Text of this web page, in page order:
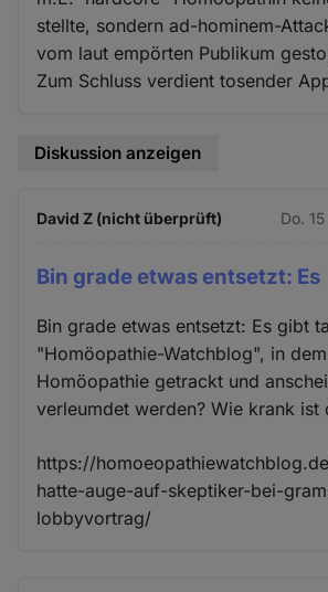
stellte, sondern ad-hominem-
vom laut empörten Publikum
Zum Schluss verdient tosender
Diskussion anzeigen
David Z (nicht überprüft) Do.
Bin grade etwas entsetzt: Es
Bin grade etwas entsetzt: Es gibt
"Homöopathie-Watchblog", in
Homöopathie getrackt und
verleumdet werden? Wie krank ist
https://
hatte-auge-auf-skeptiker-bei-
lobbyvortrag/